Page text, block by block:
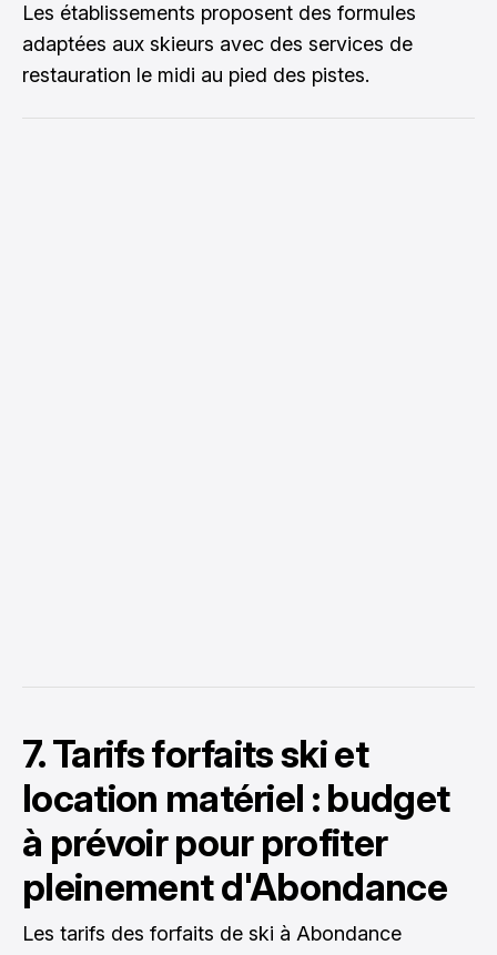
Les établissements proposent des formules
adaptées aux skieurs avec des services de
restauration le midi au pied des pistes.
7. Tarifs forfaits ski et
location matériel : budget
à prévoir pour profiter
pleinement d'Abondance
Les tarifs des forfaits de ski à Abondance